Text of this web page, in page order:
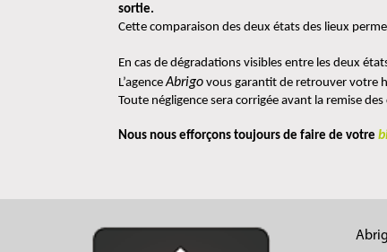
sortie.
Cette comparaison des deux états des lieux
En cas de dégradations visibles entre les deux
L’agence Abrigo vous garantit de retrouver votre
Toute négligence sera corrigée avant la remise
Nous nous efforçons toujours de faire de votre